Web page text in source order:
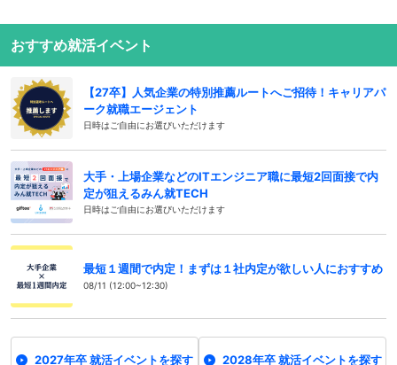
おすすめ就活イベント
【27卒】人気企業の特別推薦ルートへご招待！キャリアパ
ーク就職エージェント
日時はご自由にお選びいただけます
大手・上場企業などのITエンジニア職に最短2回面接で内
定が狙えるみん就TECH
日時はご自由にお選びいただけます
最短１週間で内定！まずは１社内定が欲しい人におすすめ
08/11 (12:00~12:30)
2027年卒 就活イベントを探す 2028年卒 就活イベントを探す